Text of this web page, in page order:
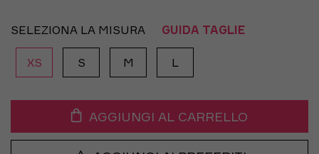
SELEZIONA LA MISURA GUIDA TAGLIE
XS S M L
AGGIUNGI AL CARRELLO